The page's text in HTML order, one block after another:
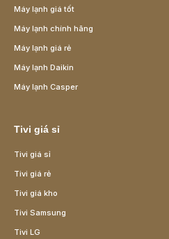
Máy lạnh giá tốt
Máy lạnh chính hãng
Máy lạnh giá rẻ
Máy lạnh Daikin
Máy lạnh Casper
Tivi giá sỉ
Tivi giá sỉ
Tivi giá rẻ
Tivi giá kho
Tivi Samsung
Tivi LG